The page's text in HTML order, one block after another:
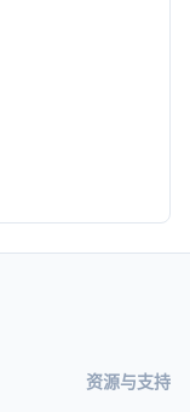
资源与支持